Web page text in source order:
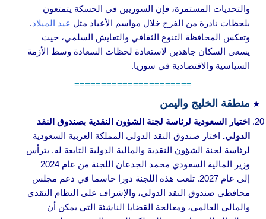
والتحديات المستمرة، فإن السوريين في الحسكة يتمتعون
بلحظات نادرة من الفرح خلال مواسم الأعياد مثل عيد الميلاد.
وتعكس المحافظة التنوع الثقافي والتعايش السلمي، حيث
يسعى السكان جاهدين لاستعادة لحظات السعادة وسط الأزمة
السياسية والاقتصادية في سوريا.
======================
منطقة الخليج واليمن
اختيار السعودية لرئاسة لجنة الشؤون النقدية بصندوق النقد
الدولي. اختار صندوق النقد الدولي المملكة العربية السعودية
لرئاسة لجنة الشؤون النقدية والمالية الدولية التابعة له. يترأس
وزير المالية السعودي محمد الجدعان اللجنة من عام 2024
إلى عام 2027. تلعب هذه اللجنة دورا حاسما في دعم مجلس
محافظي صندوق النقد الدولي، والإشراف على النظام النقدي
والمالي العالمي، ومعالجة القضايا الناشئة التي يمكن أن